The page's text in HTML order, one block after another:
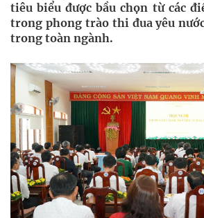
tiêu biểu được bầu chọn từ các
trong phong trào thi đua yêu
trong toàn ngành.